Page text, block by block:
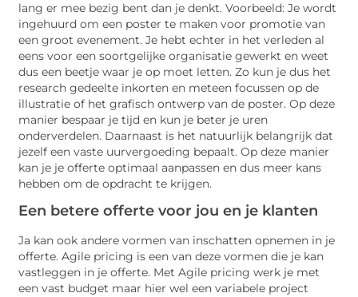
lang er mee bezig bent dan je denkt. Voorbeeld: Je wordt
ingehuurd om een poster te maken voor promotie van
een groot evenement. Je hebt echter in het verleden al
eens voor een soortgelijke organisatie gewerkt en weet
dus een beetje waar je op moet letten. Zo kun je dus het
research gedeelte inkorten en meteen focussen op de
illustratie of het grafisch ontwerp van de poster. Op deze
manier bespaar je tijd en kun je beter je uren
onderverdelen. Daarnaast is het natuurlijk belangrijk dat
jezelf een vaste uurvergoeding bepaalt. Op deze manier
kan je je offerte optimaal aanpassen en dus meer kans
hebben om de opdracht te krijgen.
Een betere offerte voor jou en je klanten
Ja kan ook andere vormen van inschatten opnemen in je
offerte. Agile pricing is een van deze vormen die je kan
vastleggen in je offerte. Met Agile pricing werk je met
een vast budget maar hier wel een variabele project